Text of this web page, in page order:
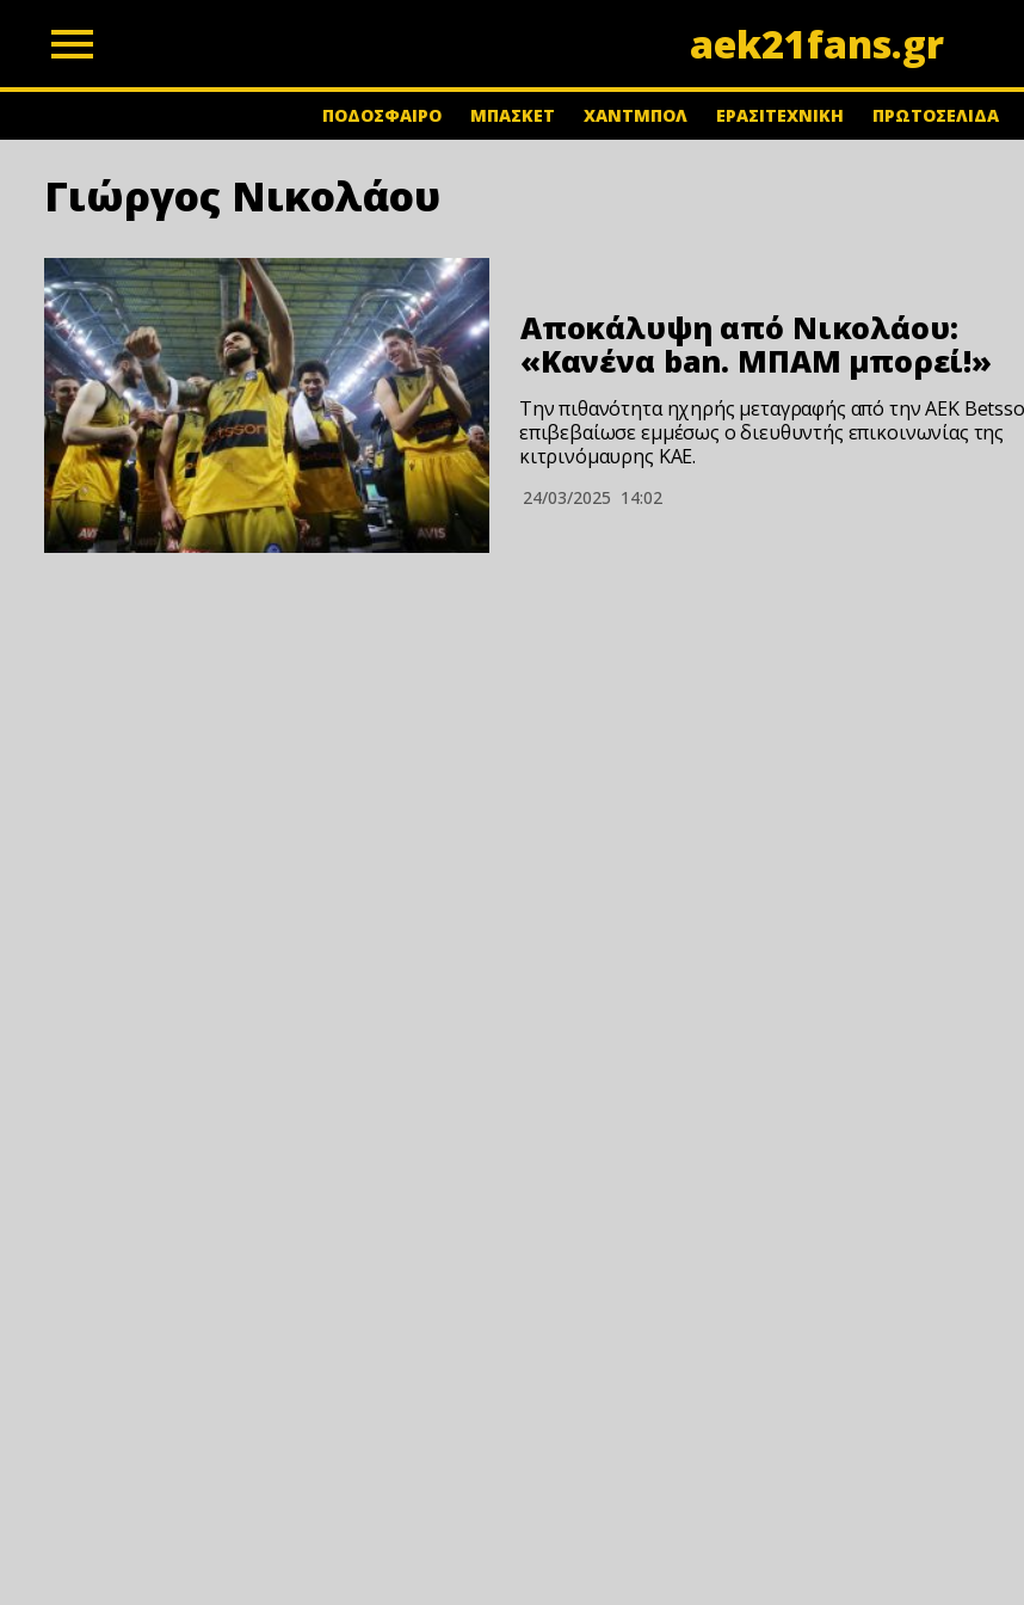
aek21fans.gr
ΠΟΔΟΣΦΑΙΡΟ ΜΠΑΣΚΕΤ ΧΑΝΤΜΠΟΛ ΕΡΑΣΙΤΕΧΝΙΚΗ ΠΡΩΤΟΣΕΛΙΔΑ
Γιώργος Νικολάου
Αποκάλυψη από Νικολάου:
«Κανένα ban. ΜΠΑΜ μπορεί!»
Την πιθανότητα ηχηρής μεταγραφής από την AEK
επιβεβαίωσε εμμέσως ο διευθυντής επικοινωνίας της
κιτρινόμαυρης ΚΑΕ.
24/03/2025 14:02